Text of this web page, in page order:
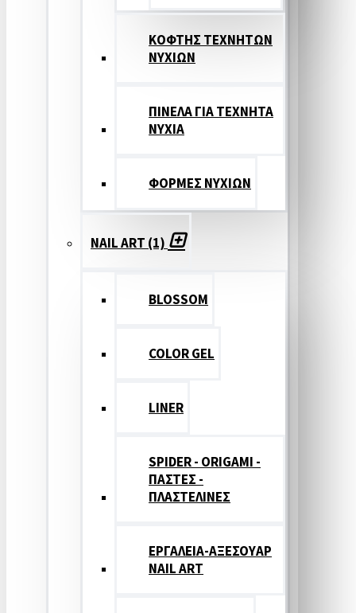
ΚΟΦΤΗΣ ΤΕΧΝΗΤΩΝ
ΝΥΧΙΩΝ
ΠΙΝΕΛΑ ΓΙΑ ΤΕΧΝΗΤΑ
ΝΥΧΙΑ
ΦΟΡΜΕΣ ΝΥΧΙΩΝ
NAIL ART (1)
BLOSSOM
COLOR GEL
LINER
SPIDER - ORIGAMI -
ΠΑΣΤΕΣ -
ΠΛΑΣΤΕΛΙΝΕΣ
ΕΡΓΑΛΕΙΑ-ΑΞΕΣΟΥΑΡ
NAIL ART